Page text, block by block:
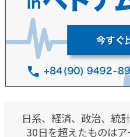
日系、経済、政治、統
30日を超えたものは